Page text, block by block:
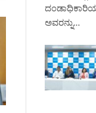
ಅವರನ್ನು…